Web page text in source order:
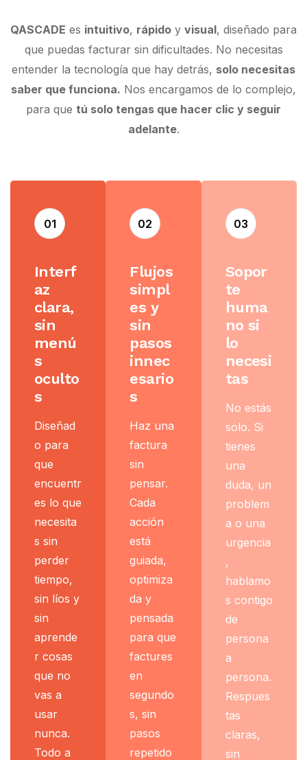
QASCADE es intuitivo, rápido y visual, diseñado para
que puedas facturar sin dificultades. No necesitas
entender la tecnología que hay detrás, solo necesitas
saber que funciona. Nos encargamos de lo complejo,
para que tú solo tengas que hacer clic y seguir
adelante.
01
Interf
az
clara,
sin
menú
s
oculto
s
Diseñad
o para
que
encuentr
es lo que
necesita
s sin
perder
tiempo,
sin líos y
sin
aprende
r cosas
que no
vas a
usar
nunca.
Todo a
02
Flujos
simpl
es y
sin
pasos
innec
esario
s
Haz una
factura
sin
pensar.
Cada
acción
está
guiada,
optimiza
da y
pensada
para que
factures
en
segundo
s, sin
pasos
repetido
03
Sopor
te
huma
no si
lo
necesi
tas
No estás
solo. Si
tienes
una
duda, un
problem
a o una
urgencia
,
hablamo
s contigo
de
persona
a
persona.
Respues
tas
claras,
sin